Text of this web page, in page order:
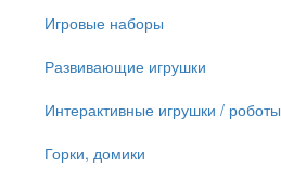
Игровые наборы
Развивающие игрушки
Интерактивные игрушки / роботы
Горки, домики